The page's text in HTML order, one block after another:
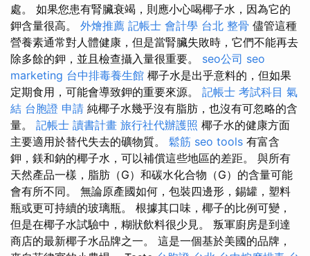
處。 如果您患有腎臟衰竭，則應小心喝椰子水，因為它的
鉀含量很高。 外燴推薦 記帳士 會計學 台北 整骨 儘管這種
營養素通常對人體健康，但是當腎臟失敗時，它們不能再去
除多餘的鉀，並且檢查攝入量很重要。 seo公司 seo
marketing 台中排毒養生館 椰子水是出乎意料的，但如果
定期食用，可能會導致鉀的重要來源。 記帳士 考試科目 氣
結 台胞證 申請 純椰子水幾乎沒有脂肪，也沒有可忽略的含
量。 記帳士 讀書計畫 旅行社代辦護照 椰子水的健康方面
主要適用於替代失去的礦物質。 鬆筋 seo tools 有富含
鉀，鎂和鈉的椰子水，可以補償這些地區的差距。 與所有
天然產品一樣，脂肪（G）和碳水化合物（G）的含量可能
會有所不同。 無論原產國如何，包裝四邊形，錫罐，塑料
瓶或更可持續的玻璃瓶。 根據其口味，椰子的比例可變，
但是在椰子水試驗中，糊狀飲料很少見。 叛軍廚房是到達
商店的最新椰子水品牌之一。 這是一個基於美國的品牌，